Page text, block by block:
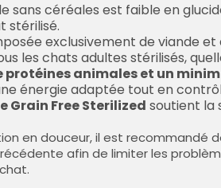
sans céréales est faible en
stérilisé.
exclusivement de viande
les chats adultes stérilisés,
protéines animales et un
énergie adaptée tout en
Grain Free Sterilized soutient la
en douceur, il est
afin de limiter les